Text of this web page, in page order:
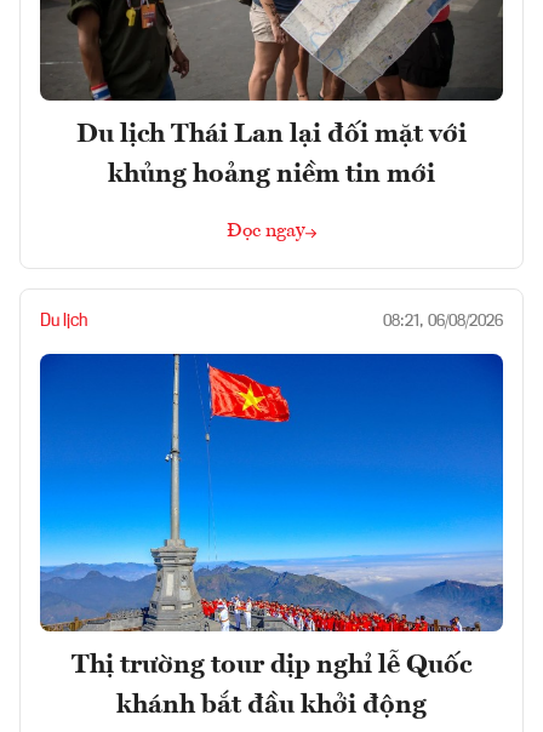
Du lịch Thái Lan lại đối mặt với
khủng hoảng niềm tin mới
Đọc ngay
Du lịch 08:21, 06/08/2026
Thị trường tour dịp nghỉ lễ Quốc
khánh bắt đầu khởi động